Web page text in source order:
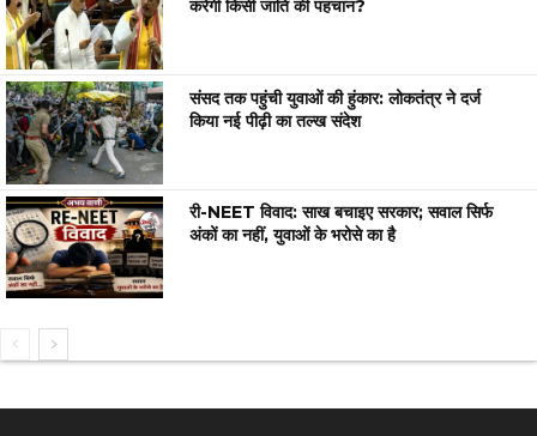
करेगी किसी जाति की पहचान?
संसद तक पहुंची युवाओं की हुंकार: लोकतंत्र ने दर्ज
किया नई पीढ़ी का तल्ख संदेश
री-NEET विवाद: साख बचाइए सरकार; सवाल सिर्फ
अंकों का नहीं, युवाओं के भरोसे का है